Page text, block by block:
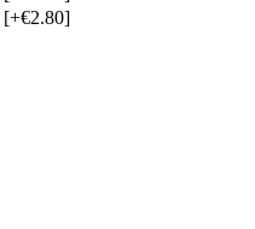
[+€2.80]